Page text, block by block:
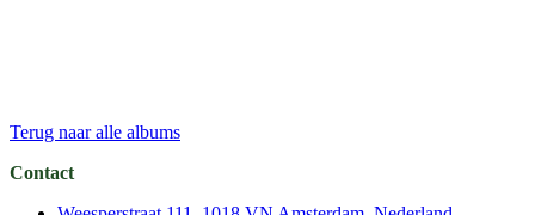
Terug naar alle albums
Contact